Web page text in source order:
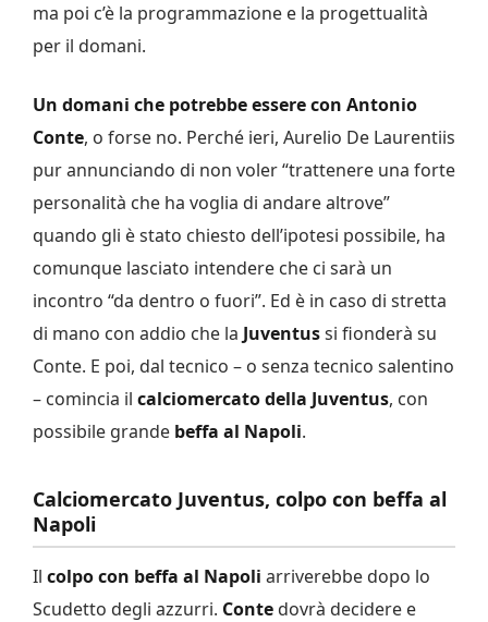
ma poi c’è la programmazione e la progettualità
per il domani.
Un domani che potrebbe essere con Antonio
Conte, o forse no. Perché ieri, Aurelio De Laurentiis
pur annunciando di non voler “trattenere una forte
personalità che ha voglia di andare altrove”
quando gli è stato chiesto dell’ipotesi possibile, ha
comunque lasciato intendere che ci sarà un
incontro “da dentro o fuori”. Ed è in caso di stretta
di mano con addio che la Juventussi fionderà su
Conte. E poi, dal tecnico – o senza tecnico salentino
– comincia il calciomercato della Juventus, con
possibile grande beffa al Napoli.
Calciomercato Juventus, colpo con beffa al
Napoli
Il colpo con beffa al Napoli arriverebbe dopo lo
Scudetto degli azzurri. Conte dovrà decidere e